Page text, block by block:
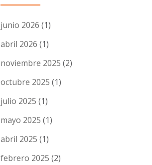
junio 2026 (1)
abril 2026 (1)
noviembre 2025 (2)
octubre 2025 (1)
julio 2025 (1)
mayo 2025 (1)
abril 2025 (1)
febrero 2025 (2)